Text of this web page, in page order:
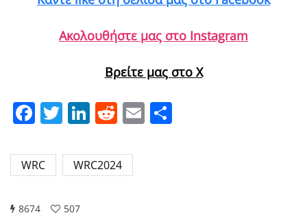
Ακολουθήστε μας στο Instagram
Βρείτε μας στο X
Facebook
Twitter
LinkedIn
Reddit
Email
WRC WRC2024
8674 507